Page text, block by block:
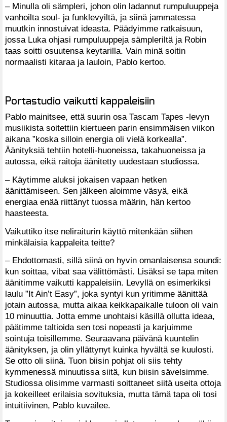
– Minulla oli sämpleri, johon olin ladannut rumpuluuppeja
vanhoilta soul- ja funklevyiltä, ja siinä jammatessa
muutkin innostuivat ideasta. Päädyimme ratkaisuun,
jossa Luka ohjasi rumpuluuppeja sämpleriltä ja Robin
taas soitti osuutensa keytarilla. Vain minä soitin
normaalisti kitaraa ja lauloin, Pablo kertoo.
Portastudio vaikutti kappaleisiin
Pablo mainitsee, että suurin osa Tascam Tapes -levyn
musiikista soitettiin kiertueen parin ensimmäisen viikon
aikana ”koska silloin energia oli vielä korkealla”.
Äänityksiä tehtiin hotelli-huoneissa, takahuoneissa ja
autossa, eikä raitoja äänitetty uudestaan studiossa.
– Käytimme aluksi jokaisen vapaan hetken
äänittämiseen. Sen jälkeen aloimme väsyä, eikä
energiaa enää riittänyt tuossa määrin, hän kertoo
haasteesta.
Vaikuttiko itse neliraiturin käyttö mitenkään siihen
minkälaisia kappaleita teitte?
– Ehdottomasti, sillä siinä on hyvin omanlaisensa soundi:
kun soittaa, vibat saa välittömästi. Lisäksi se tapa miten
äänitimme vaikutti kappaleisiin. Levyllä on esimerkiksi
laulu ”It Ain’t Easy”, joka syntyi kun yritimme äänittää
jotain autossa, mutta aikaa keikkapaikalle tuloon oli vain
10 minuuttia. Jotta emme unohtaisi käsillä ollutta ideaa,
päätimme taltioida sen tosi nopeasti ja karjuimme
sointuja toisillemme. Seuraavana päivänä kuuntelin
äänityksen, ja olin yllättynyt kuinka hyvältä se kuulosti.
Se otto oli siinä. Tuon biisin pohjat oli siis tehty
kymmenessä minuutissa siitä, kun biisin sävelsimme.
Studiossa olisimme varmasti soittaneet siitä useita ottoja
ja kokeilleet erilaisia sovituksia, mutta tämä tapa oli tosi
intuitiivinen, Pablo kuvailee.